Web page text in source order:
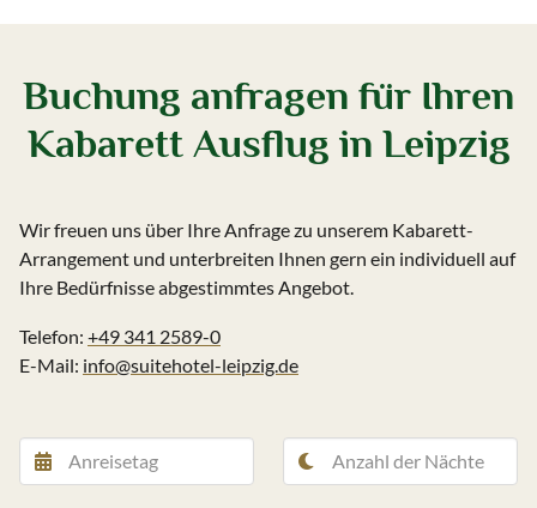
Buchung anfragen für Ihren
Kabarett Ausflug in Leipzig
Wir freuen uns über Ihre Anfrage zu unserem Kabarett-
Arrangement und unterbreiten Ihnen gern ein individuell auf
Ihre Bedürfnisse abgestimmtes Angebot.
Telefon: +49 341 2589-0
E-Mail: info@suitehotel-leipzig.de